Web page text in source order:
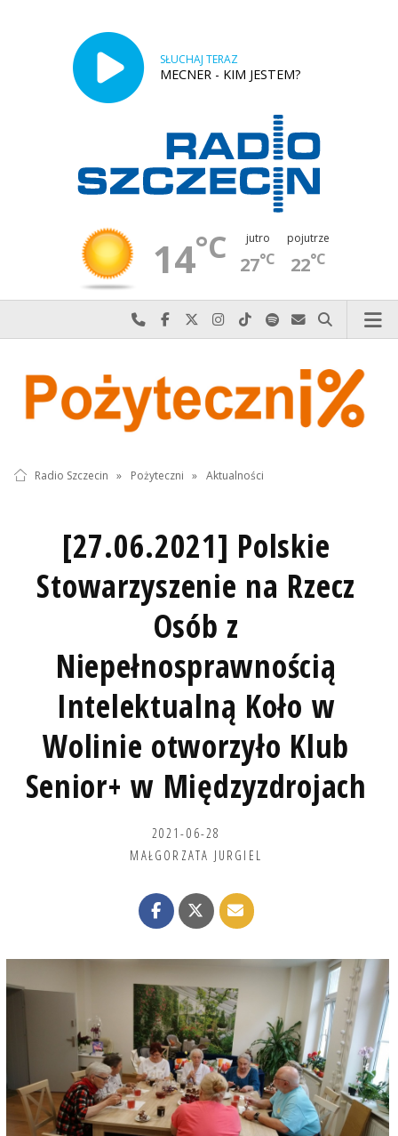
SŁUCHAJ TERAZ
MECNER - KIM JESTEM?
14°C jutro
27°C
pojutrze
22°C
Najlepiej po prostu do nas zadzwoń
Odwiedź nas na Facebook-u
Odwiedź nas na X
Odwiedź nas na Instagram-ie
Odwiedź nas na TikTok-u
Szukaj nas na Spotify
Wyślij do nas
Szukaj
Radio Szczecin » Pożyteczni » Aktualności
[27.06.2021] Polskie
Stowarzyszenie na Rzecz
Osób z
Niepełnosprawnością
Intelektualną Koło w
Wolinie otworzyło Klub
Senior+ w Międzyzdrojach
2021-06-28
MAŁGORZATA JURGIEL